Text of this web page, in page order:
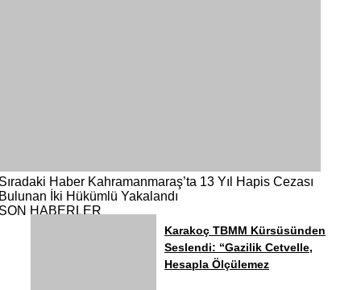
Haber Kahramanmaraş’ta 13 Yıl Hapis Cezası
İki Hükümlü Yakalandı
HABERLER
Karakoç TBMM Kürsüsünden
Seslendi: “Gazilik Cetvelle,
Hesapla Ölçülemez